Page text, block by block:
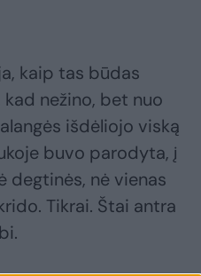
kaip tas būdas
nežino, bet nuo
išdėliojo viską
buvo parodyta, į
degtinės, nė vienas
Tikrai. Štai antra